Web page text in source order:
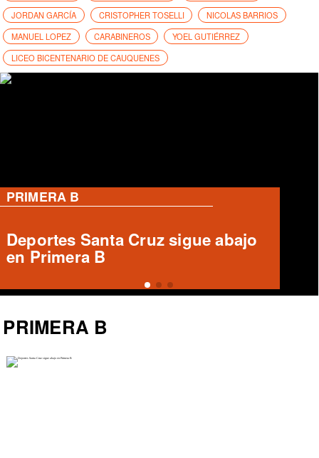
JORDAN GARCÍA
CRISTOPHER TOSELLI
NICOLAS BARRIOS
MANUEL LOPEZ
CARABINEROS
YOEL GUTIÉRREZ
LICEO BICENTENARIO DE CAUQUENES
PRIMERA B
Informe arbitral ausente en Unión
Española vs Deportes Recoleta
PRIMERA B